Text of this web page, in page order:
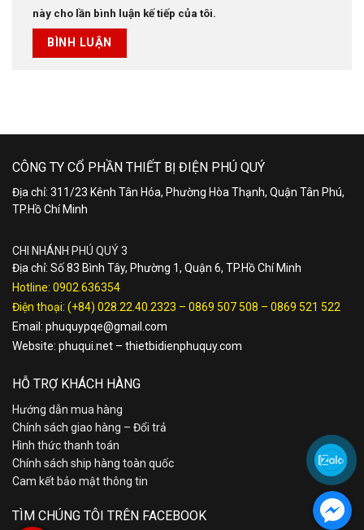
này cho lần bình luận kế tiếp của tôi.
CÔNG TY CỔ PHẦN THIẾT BỊ ĐIỆN PHÚ QUÝ
Địa chỉ: 311/23 Kênh Tân Hóa, Phường Hòa Thạnh, Quận Tân Phú,
TP.Hồ Chí Minh
CHI NHÁNH PHÚ QUÝ 3
Địa chỉ: Số 83 Bình Tây, Phường 1, Quận 6, TP.Hồ Chí Minh
Hotline: 0902.636354
Điện thoại: (+84) 028.22.40.2323 – 0869 507 508 – 0869 521 522
Email: phuquypqe@gmail.com
Website: phuqui.net – thietbidienphuquy.com
HỖ TRỢ KHÁCH HÀNG
Hướng dẫn mua hàng
Chính sách giao hàng – Đổi trả
Hình thức thanh toán
Chính sách ship hàng toàn quốc
Cam kết bảo mật thông tin
TÌM CHÚNG TÔI TRÊN FACEBOOK